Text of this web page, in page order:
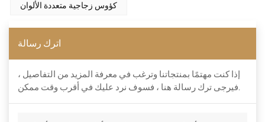
كؤوس زجاجية متعددة الألوان
اترك رسالة
إذا كنت مهتمًا بمنتجاتنا وترغب في معرفة المزيد من التفاصيل ،
فيرجى ترك رسالة هنا ، فسوف نرد عليك في أقرب وقت ممكن.